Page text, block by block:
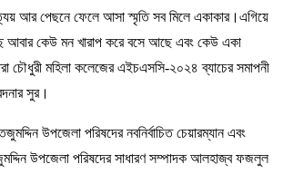
আর পেছনে ফেলে আসা স্মৃতি সব মিলে একাকার।এগিয়ে
আবার কেউ মন খারাপ করে বসে আছে এবং কেউ একা
চৌধুরী মহিলা কলেজের এইচএসসি-২০২৪ ব্যাচের সমাপনী
সুর।
উপজেলা পরিষদের নবনির্বাচিত চেয়ারম্যান এবং
উপজেলা পরিষদের সাধারণ সম্পাদক আলহাজ্ব ফজলুল